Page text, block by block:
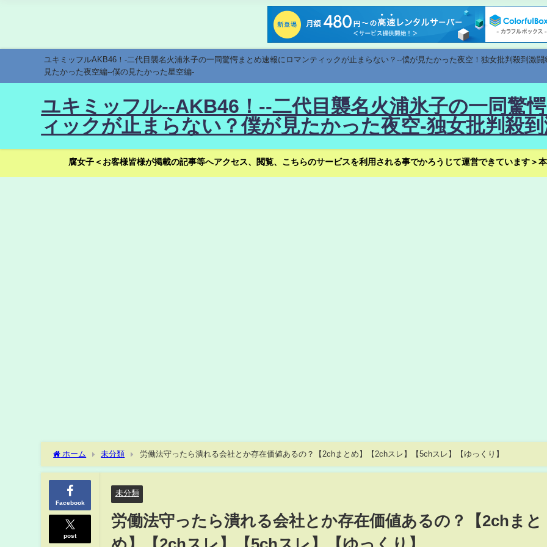
ユキミッフルAKB46！-二代目襲名火浦氷子の一同驚愕まとめ速報にロマンティックが止まらない？--僕が見たかった夜空！独女批判殺到激
見たかった夜空編--僕の見たかった星空編-
ユキミッフル--AKB46！--二代目襲名火浦氷子の一同驚
ィックが止まらない？僕が見たかった夜空-独女批判殺
腐女子＜お客様皆様が掲載の記事等へアクセス、閲覧、こちらのサービスを利用される事でかろうじて運営できています＞
ホーム 未分類 労働法守ったら潰れる会社とか存在価値あるの？【2chまとめ】【2chスレ】【5chスレ】【ゆっくり】
Facebook
post
未分類
労働法守ったら潰れる会社とか存在価値あるの？【2chまと
め】【2chスレ】【5chスレ】【ゆっくり】